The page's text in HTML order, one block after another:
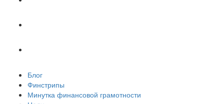
Блог
Финстрипы
Минутка финансовой грамотности